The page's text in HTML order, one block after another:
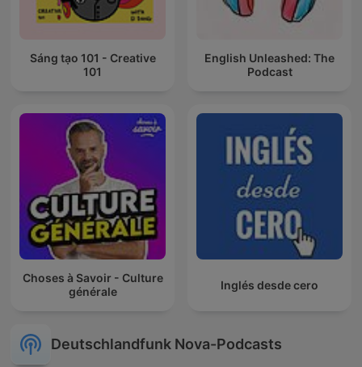
Sáng tạo 101 - Creative
101
English Unleashed: The
Podcast
Choses à Savoir - Culture
générale
Inglés desde cero
Deutschlandfunk Nova-Podcasts